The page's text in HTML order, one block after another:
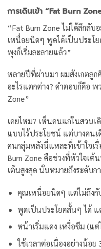
การเดินเข้า “Fat Burn
“Fat Burn Zone ไม่ได้ลึกลั
เหนื่อยนิดๆ พูดได้เป็นประโ
พุงก็เริ่มละลายแล้ว”
หลายปีที่ผ่านมา ผมสังเกตลู
อะไรแตกต่าง? คำตอบก็คือ พ
Zone”
เคยไหม? เห็นคนแก่ในสวนเ
แบบไร้ประโยชน์ แต่บางคน
คนกลุ่มหลังนี่แหละที่เข้าใจเรื่
Burn Zone คือช่วงที่หัวใจเต้
เต้นสูงสุด นั่นหมายถึงระดับก
คุณเหนื่อยนิดๆ แต่ไม่ถึงกั
พูดเป็นประโยคสั้นๆ ได้ แ
หน้าเริ่มแดง เหงื่อซึม (แ
ใช้เวลาต่อเนื่องอย่างน้อย